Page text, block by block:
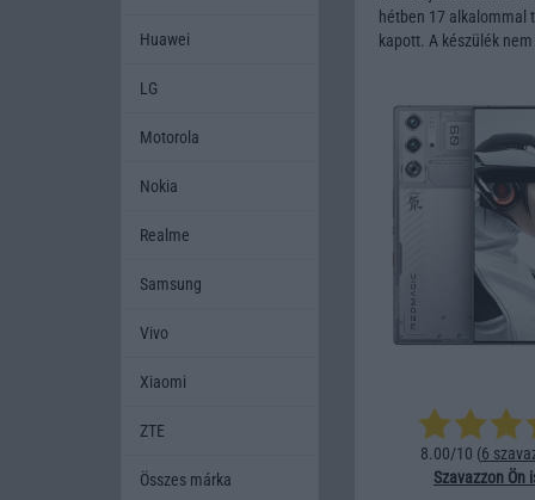
hétben 17 alkalommal
kapott. A készülék nem
8.00/10 (6
Szavazzon Ön
Huawei
LG
Motorola
Nokia
Realme
Samsung
Vivo
Xiaomi
ZTE
Összes márka